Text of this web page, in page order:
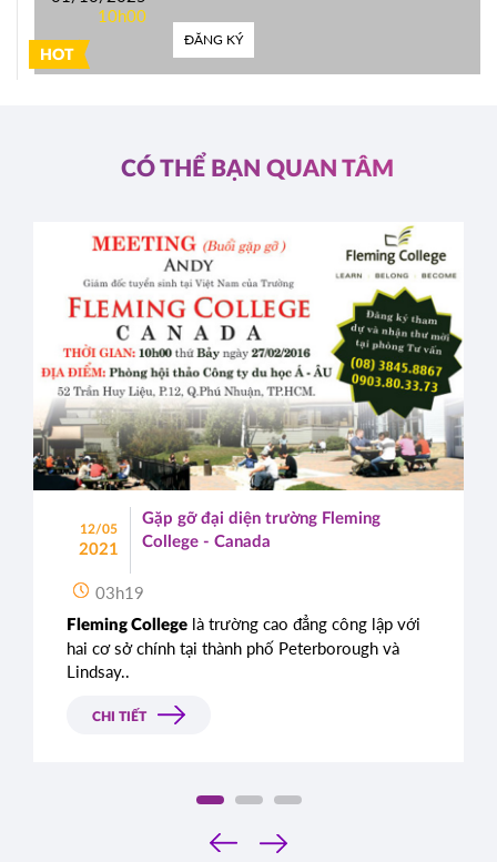
HOT
10h00
ĐĂNG KÝ
CÓ THỂ BẠN QUAN TÂM
12/05
2021
Gặp gỡ đại diện trường Fleming
College - Canada
03h19
Fleming College là trường cao đẳng công lập với
hai cơ sở chính tại thành phố Peterborough và
Lindsay..
CHI TIẾT
‹
›